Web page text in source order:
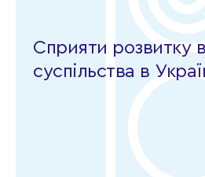
Сприяти розвитку
суспільства в